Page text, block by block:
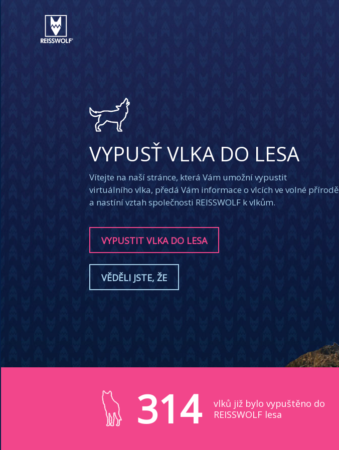
VYPUSŤ VLKA DO LESA
Vítejte na naší stránce, která Vám umožní vypustit
virtuálního vlka, předá Vám informace o vlcích ve volné přírodě
a nastíní vztah společnosti REISSWOLF k vlkům.
VYPUSTIT VLKA DO LESA
VĚDĚLI JSTE, ŽE
314
vlků již bylo vypuštěno do
REISSWOLF lesa